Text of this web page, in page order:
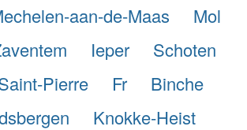
aan-de-Maas
Mol
Ieper
Schoten
Pierre
Fr
Binche
Knokke-Heist